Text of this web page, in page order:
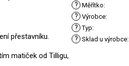
přestavníku.
matiček od Tilligu,
? Měřítko:
? Výrobce:
? Typ:
? Sklad u výrobce: